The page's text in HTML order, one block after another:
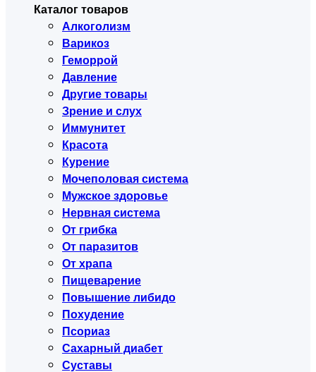
Каталог товаров
Алкоголизм
Варикоз
Геморрой
Давление
Другие товары
Зрение и слух
Иммунитет
Красота
Курение
Мочеполовая система
Мужское здоровье
Нервная система
От грибка
От паразитов
От храпа
Пищеварение
Повышение либидо
Похудение
Псориаз
Сахарный диабет
Суставы